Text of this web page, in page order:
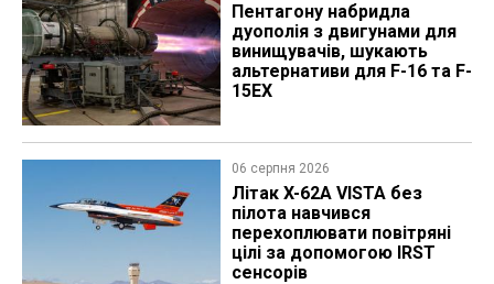
Пентагону набридла
дуополія з двигунами для
винищувачів, шукають
альтернативи для F-16 та F-
15EX
06 серпня 2026
Літак X-62A VISTA без
пілота навчився
перехоплювати повітряні
цілі за допомогою IRST
сенсорів